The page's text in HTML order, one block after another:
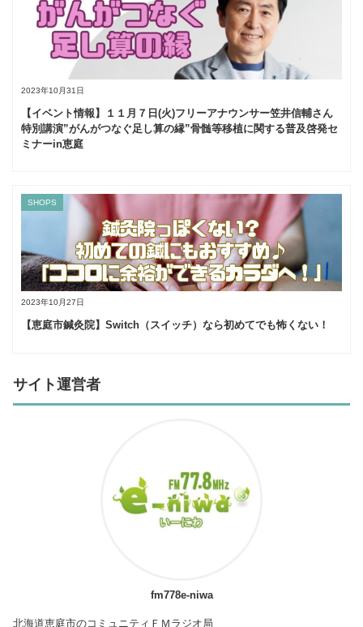
2023年10月31日
【イベント情報】１１月７日(火)フリーアナウンサー笠井信輔さん
特別講演”がんがつなぐ足し算の縁”骨髄等移植に関する普及啓発セ
ミナーin恵庭
2023年10月27日
SHOPS
【恵庭市鍼灸院】Switch（スイッチ）なら初めてでも怖くない！
サイト運営者
fm778e-niwa
北海道恵庭市のコミュニティＦＭラジオ局